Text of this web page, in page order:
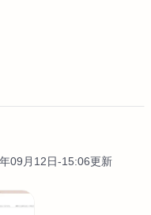
09月12日-15:06更新